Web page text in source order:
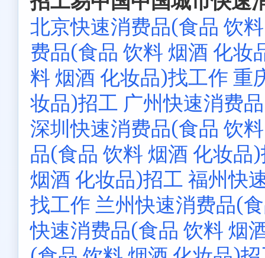
北京快速消费品(食品 饮
费品(食品 饮料 烟酒 化妆
料 烟酒 化妆品)找工作 重
妆品)招工 广州快速消费
深圳快速消费品(食品 饮
品(食品 饮料 烟酒 化妆品
烟酒 化妆品)招工 福州快
找工作 兰州快速消费品(
快速消费品(食品 饮料 烟